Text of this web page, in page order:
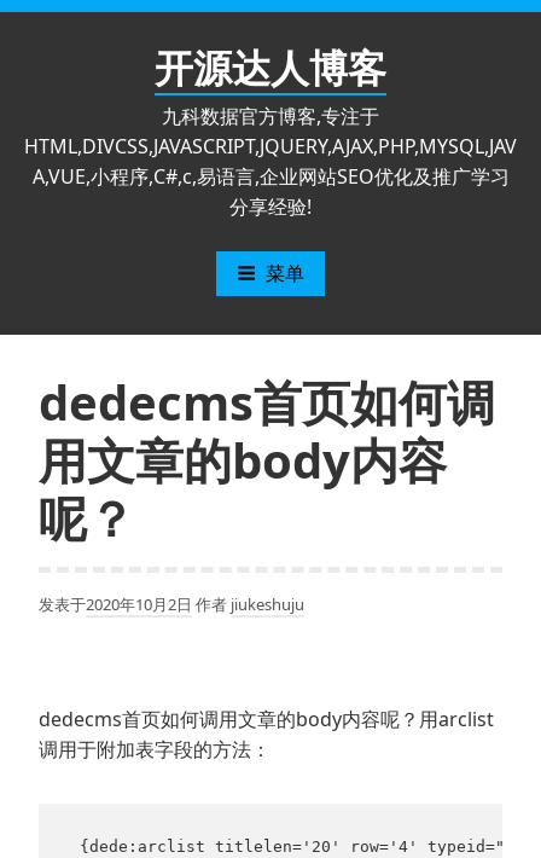
跳
开源达人博客
九科数据官方博客,专注于
HTML,DIVCSS,JAVASCRIPT,JQUERY,AJAX,PHP,MYSQL,JAV
A,VUE,小程序,C#,c,易语言,企业网站SEO优化及推广学习
分享经验!
菜单
dedecms首页如何调
用文章的body内容
呢？
发表于2020年10月2日 作者 jiukeshuju
dedecms首页如何调用文章的body内容呢？用arclist
调用于附加表字段的方法：
{dede:arclist titlelen='20' row='4' typeid="15"